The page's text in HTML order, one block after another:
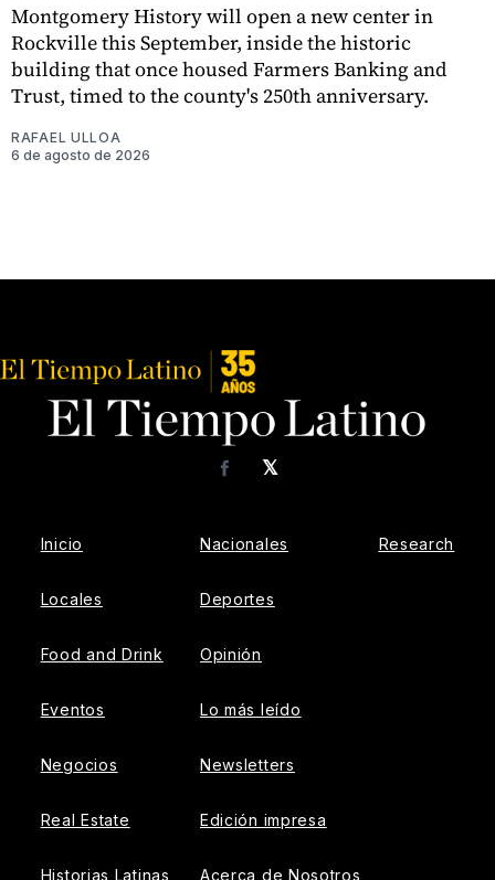
Montgomery History will open a new center in
Rockville this September, inside the historic
building that once housed Farmers Banking and
Trust, timed to the county's 250th anniversary.
RAFAEL ULLOA
6 de agosto de 2026
𝕏
Facebook
Inicio
Locales
Food and Drink
Eventos
Negocios
Real Estate
Historias Latinas
Nacionales
Deportes
Opinión
Lo más leído
Newsletters
Edición impresa
Acerca de Nosotros
Research